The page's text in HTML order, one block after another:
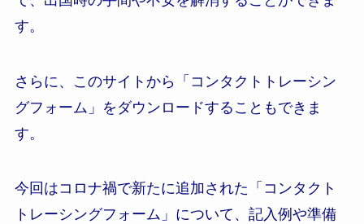
す。
さらに、このサイトから「コンタクトトレーシン
グフォーム」をダウンロードすることもできま
す。
今回はコロナ禍で新たに追加された「コンタクト
トレーシングフォーム」について、記入例や準備